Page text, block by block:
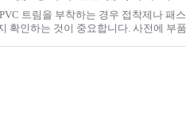
트림을 부착하는 경우 접착제나 패
확인하는 것이 중요합니다. 사전에 부